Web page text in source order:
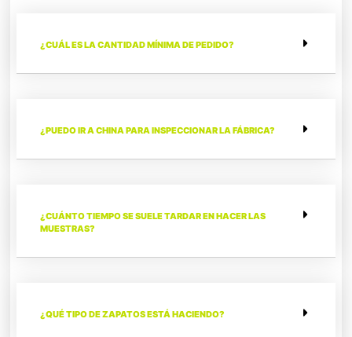
¿CUÁL ES LA CANTIDAD MÍNIMA DE PEDIDO?
¿PUEDO IR A CHINA PARA INSPECCIONAR LA FÁBRICA?
¿CUÁNTO TIEMPO SE SUELE TARDAR EN HACER LAS
MUESTRAS?
¿QUÉ TIPO DE ZAPATOS ESTÁ HACIENDO?